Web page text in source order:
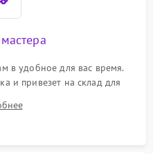
в удобное для вас время.
и привезет на склад для